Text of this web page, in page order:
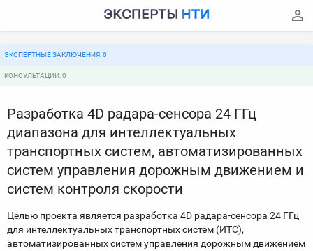
ЭКСПЕРТНЫЕ ЗАКЛЮЧЕНИЯ: 0
КОНСУЛЬТАЦИИ: 0
Разработка 4D радара-сенсора 24 ГГц
диапазона для интеллектуальных
транспортных систем, автоматизированных
систем управления дорожным движением и
систем контроля скорости
Целью проекта является разработка 4D радара-сенсора 24 ГГц
для интеллектуальных транспортных систем (ИТС),
автоматизированных систем управления дорожным движением